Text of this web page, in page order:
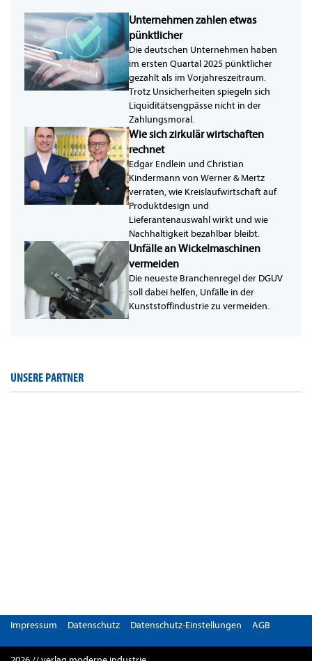
Unternehmen zahlen etwas
pünktlicher
Die deutschen Unternehmen haben
im ersten Quartal 2025 pünktlicher
gezahlt als im Vorjahreszeitraum.
Trotz Unsicherheiten spiegeln sich
Liquiditätsengpässe nicht in der
Zahlungsmoral.
Wie sich zirkulär wirtschaften
rechnet
Edgar Endlein und Christian
Kindermann von Werner & Mertz
verraten, wie Kreislaufwirtschaft auf
Produktdesign und
Lieferantenauswahl wirkt und wie
Nachhaltigkeit bezahlbar bleibt.
Unfälle an Wickelmaschinen
vermeiden
Die neueste Branchenregel der DGUV
soll dabei helfen, Unfälle in der
Kunststoffindustrie zu vermeiden.
UNSERE PARTNER
Impressum Datenschutz Datenschutz-Einstellungen AGB